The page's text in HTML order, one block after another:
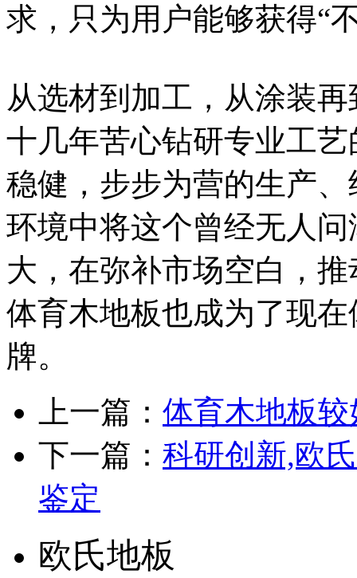
求，只为用户能够获得“
从选材到加工，从涂装
十几年苦心钻研专业工
稳健，步步为营的生产
环境中将这个曾经无人
大，在弥补市场空白，
体育木地板也成为了现
牌。
上一篇： 体育木地板
下一篇： 科研创新,欧
鉴定
欧氏地板